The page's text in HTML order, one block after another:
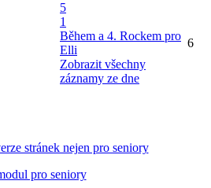
5
1
Během a 4. Rockem pro
Elli
Zobrazit všechny
záznamy ze dne
6
stránek nejen pro seniory